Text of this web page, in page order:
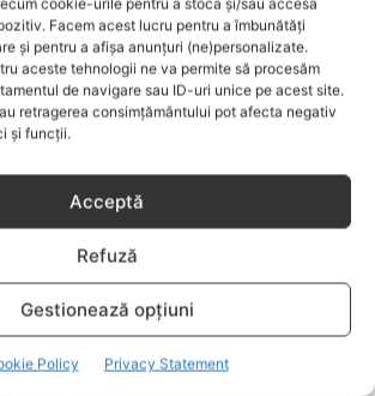
cookie-urile pentru a stoca și/sau accesa
Facem acest lucru pentru a îmbunătăți
și pentru a afișa anunțuri (ne)personalizate.
aceste tehnologii ne va permite să procesăm
de navigare sau ID-uri unice pe acest site.
retragerea consimțământului pot afecta negativ
și funcții.
Acceptă
Refuză
Gestionează opțiuni
Policy Privacy Statement
CASA
care poți folosi culorile anului
2021 în casa ta